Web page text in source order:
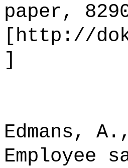
paper,
[http://
]
Edmans,
Employee